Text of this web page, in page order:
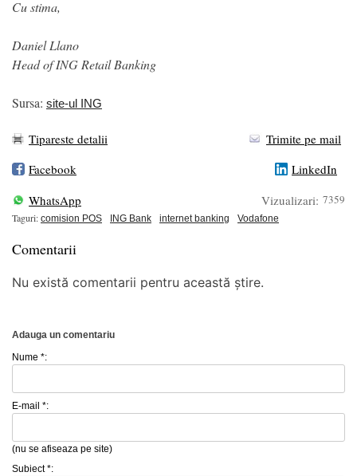
Cu stima,
Daniel Llano
Head of ING Retail Banking
Sursa: site-ul ING
Tipareste detalii
Trimite pe mail
Facebook
LinkedIn
WhatsApp
Vizualizari: 7359
Taguri: comision POS ING Bank internet banking Vodafone
Comentarii
Nu există comentarii pentru această știre.
Adauga un comentariu
Nume *:
E-mail *:
(nu se afiseaza pe site)
Subiect *: